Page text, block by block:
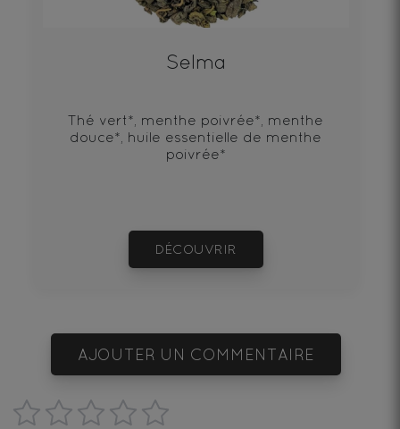
Selma
Thé vert*, menthe poivrée*, menthe
douce*, huile essentielle de menthe
poivrée*
DÉCOUVRIR
AJOUTER UN COMMENTAIRE